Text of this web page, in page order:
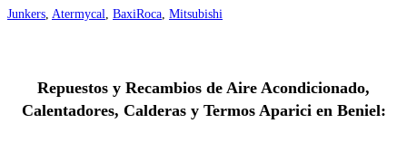
Junkers, Atermycal, BaxiRoca, Mitsubishi
Repuestos y Recambios de Aire Acondicionado,
Calentadores, Calderas y Termos Aparici en Beniel: